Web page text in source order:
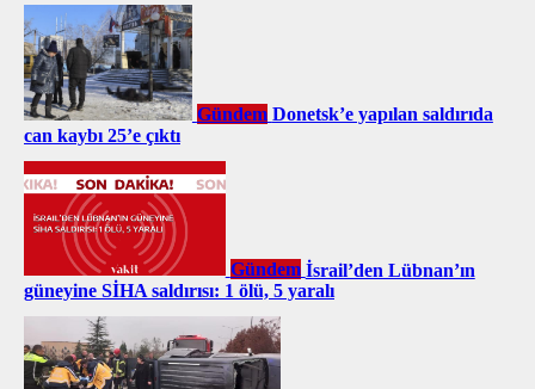
Gündem Donetsk’e yapılan saldırıda
can kaybı 25’e çıktı
Gündem İsrail’den Lübnan’ın
güneyine SİHA saldırısı: 1 ölü, 5 yaralı